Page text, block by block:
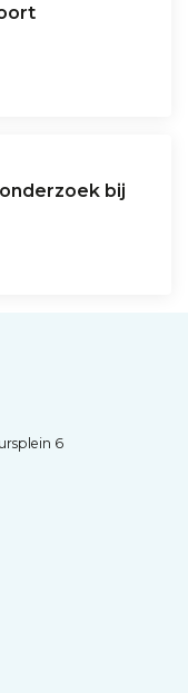
bij
6